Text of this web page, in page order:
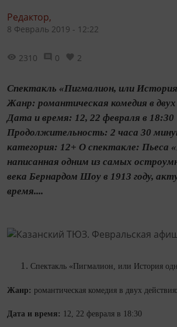
Редактор,
8 Февраль 2019 - 12:22
2310 0 2
Спектакль «Пигмалион, или История
Жанр: романтическая комедия в
Дата и время: 12, 22 февраля в 18:30
Продолжительность: 2 часа 30
категория: 12+ О спектакле: Пьеса
написанная одним из самых
века Бернардом Шоу в 1913 году,
время....
Спектакль «Пигмалион, или История
Жанр: романтическая комедия в двух
Дата и время: 12, 22 февраля в 18:30